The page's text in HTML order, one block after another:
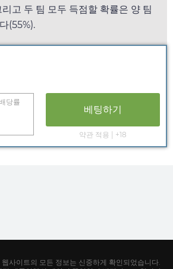
고 두 팀 모두 득점할 확률은 양 팀
(55%).
당률
베팅하기
약관 적용 | +18
사이트의 모든 정보는 신중하게 확인되었습니다.